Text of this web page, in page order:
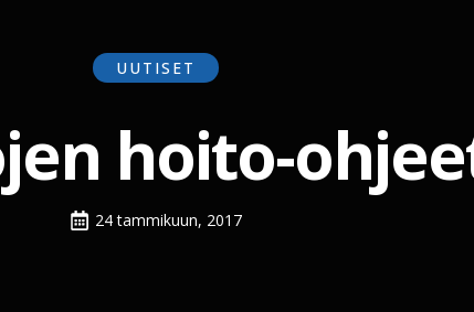
UUTISET
hoito-
24 tammikuun, 2017